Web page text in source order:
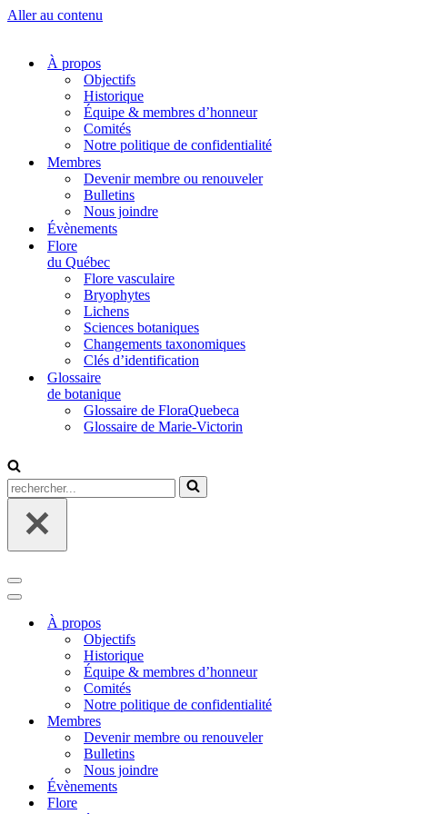
Aller au contenu
À propos
Objectifs
Historique
Équipe & membres d’honneur
Comités
Notre politique de confidentialité
Membres
Devenir membre ou renouveler
Bulletins
Nous joindre
Évènements
Flore
du Québec
Flore vasculaire
Bryophytes
Lichens
Sciences botaniques
Changements taxonomiques
Clés d’identification
Glossaire
de botanique
Glossaire de FloraQuebeca
Glossaire de Marie-Victorin
Rechercher...
Menu
de
navigation
Menu
navigationÀ propos
Objectifs
Historique
Équipe & membres d’honneur
Comités
Notre politique de confidentialité
Membres
Devenir membre ou renouveler
Bulletins
Nous joindre
Évènements
Flore